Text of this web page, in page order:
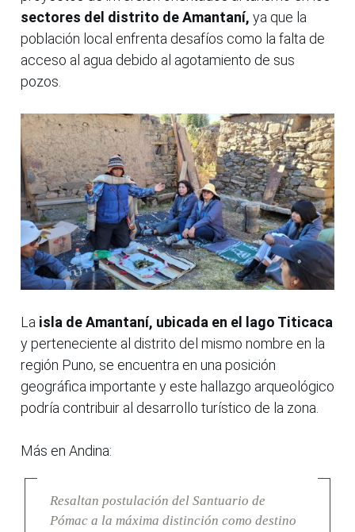
sectores del distrito de Amantaní, ya que la
población local enfrenta desafíos como la falta de
acceso al agua debido al agotamiento de sus
pozos.
La isla de Amantaní, ubicada en el lago Titicaca
y perteneciente al distrito del mismo nombre en la
región Puno, se encuentra en una posición
geográfica importante y este hallazgo arqueológico
podría contribuir al desarrollo turístico de la zona.
Más en Andina:
Resaltan postulación del Santuario de
Pómac a la máxima distinción como destino